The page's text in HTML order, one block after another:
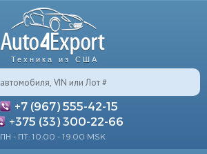
Техника из США
+7 (967) 555-42-15
+375 (33) 300-22-66
ПН - ПТ: 10:00 - 19:00 MSK